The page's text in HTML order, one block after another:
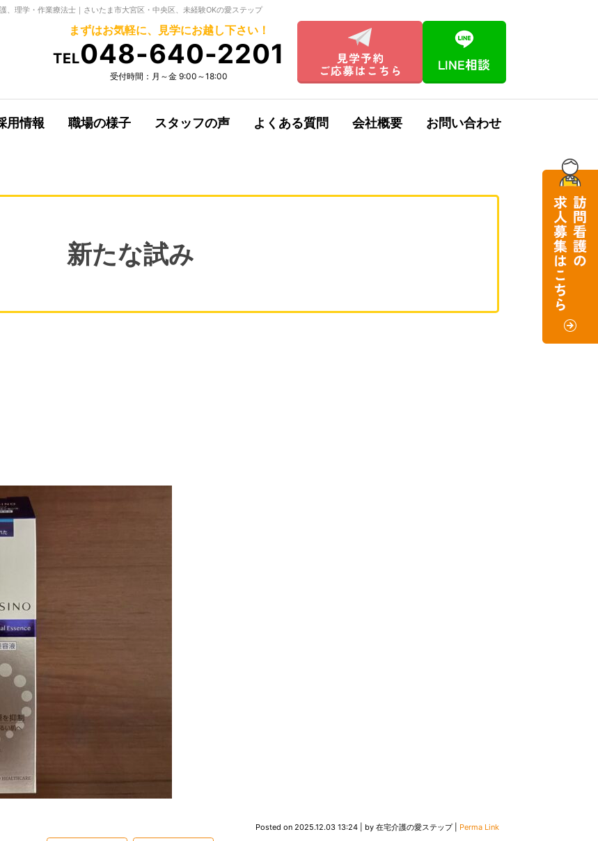
理学・作業療法士｜さいたま市大宮区・中央区、未経験OKの愛ステップ
まずはお気軽に、見学にお越し下さい！
TEL048-640-2201
受付時間：月～金 9:00～18:00
用情報 職場の様子 スタッフの声 よくある質問 会社概要 お問い合わせ
新たな試み
Posted on 2025.12.03 13:24| by 在宅介護の愛ステップ| Perma Link